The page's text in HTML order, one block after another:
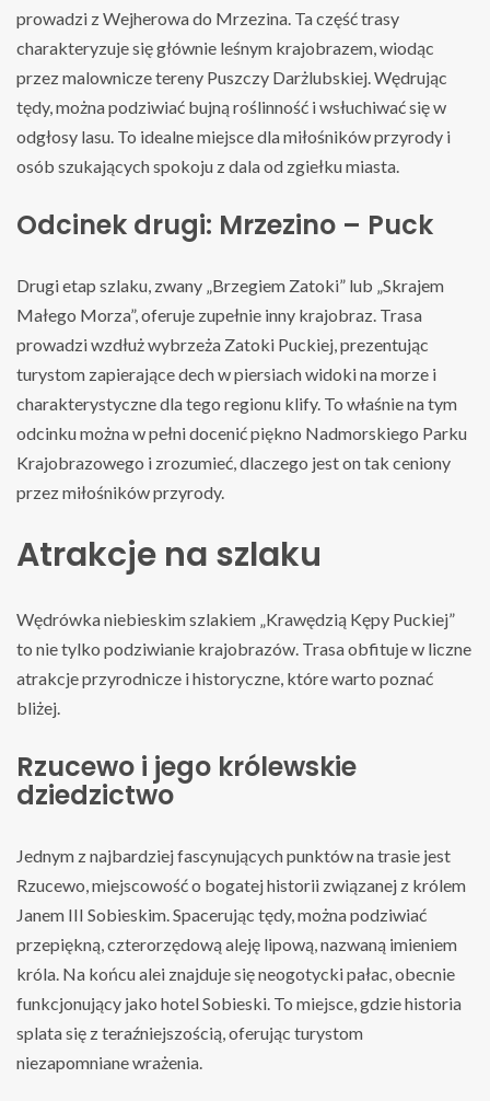
prowadzi z Wejherowa do Mrzezina. Ta część trasy
charakteryzuje się głównie leśnym krajobrazem, wiodąc
przez malownicze tereny Puszczy Darżlubskiej. Wędrując
tędy, można podziwiać bujną roślinność i wsłuchiwać się w
odgłosy lasu. To idealne miejsce dla miłośników przyrody i
osób szukających spokoju z dala od zgiełku miasta.
Odcinek drugi: Mrzezino – Puck
Drugi etap szlaku, zwany „Brzegiem Zatoki” lub „Skrajem
Małego Morza”, oferuje zupełnie inny krajobraz. Trasa
prowadzi wzdłuż wybrzeża Zatoki Puckiej, prezentując
turystom zapierające dech w piersiach widoki na morze i
charakterystyczne dla tego regionu klify. To właśnie na tym
odcinku można w pełni docenić piękno Nadmorskiego Parku
Krajobrazowego i zrozumieć, dlaczego jest on tak ceniony
przez miłośników przyrody.
Atrakcje na szlaku
Wędrówka niebieskim szlakiem „Krawędzią Kępy Puckiej”
to nie tylko podziwianie krajobrazów. Trasa obfituje w liczne
atrakcje przyrodnicze i historyczne, które warto poznać
bliżej.
Rzucewo i jego królewskie
dziedzictwo
Jednym z najbardziej fascynujących punktów na trasie jest
Rzucewo, miejscowość o bogatej historii związanej z królem
Janem III Sobieskim. Spacerując tędy, można podziwiać
przepiękną, czterorzędową aleję lipową, nazwaną imieniem
króla. Na końcu alei znajduje się neogotycki pałac, obecnie
funkcjonujący jako hotel Sobieski. To miejsce, gdzie historia
splata się z teraźniejszością, oferując turystom
niezapomniane wrażenia.